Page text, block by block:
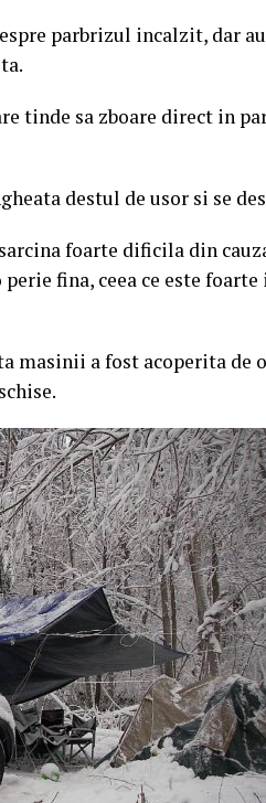
parbrizul incalzit, dar
tinde sa zboare direct in
destul de usor si se
foarte dificila din
fina, ceea ce este foarte
masinii a fost acoperita de